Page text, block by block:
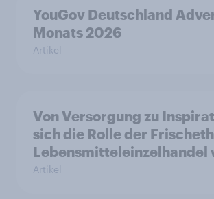
YouGov Deutschland
Monats 2026
Artikel
Von Versorgung zu
sich die Rolle der
Lebensmitteleinzelhandel
Artikel